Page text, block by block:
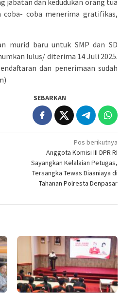
coba- coba menerima gratifikas,
murid baru untuk SMP dan SD
lulus/ diterima 14 Juli 2025.
dan penerimaan sudah
SEBARKAN
Pos berikutnya
Anggota Komisi III DPR RI
Sayangkan Kelalaian Petugas,
Tersangka Tewas Diaaniaya di
Tahanan Polresta Denpasar